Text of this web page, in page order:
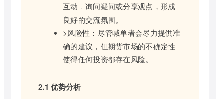
互动，询问疑问或分享观点，形成
良好的交流氛围。
>风险性：尽管喊单者会尽力提供准
确的建议，但期货市场的不确定性
使得任何投资都存在风险。
2.1 优势分析